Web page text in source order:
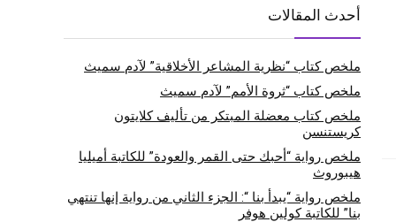
أحدث المقالات
ملخص كتاب “نظرية المشاعر الأخلاقية” لآدم سميث
ملخص كتاب “ثروة الأمم” لآدم سميث
ملخص كتاب معضلة المبتكر من تأليف كلايتون
كريستنسن
ملخص رواية “أحبك حتى القمر والعودة” للكاتبة أميليا
هيبوروث
ملخص رواية “يبدأ بنا “: الجزء الثاني من رواية إنها تنتهي
بنا” للكاتبة كولين هوفر